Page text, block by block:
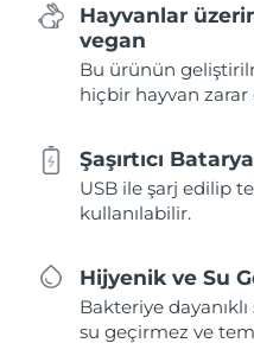
Hayvanlar
vegan
Bu ürünün
hiçbir hayvan
Şaşırtıcı
USB ile şarj edilip
kullanılabilir.
Hijyenik ve Su
Bakteriye dayanıklı
su geçirmez ve